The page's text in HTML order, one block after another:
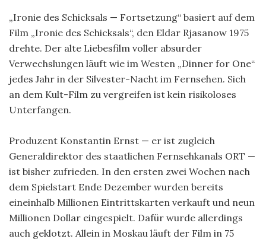
„Ironie des Schicksals — Fortsetzung“ basiert auf dem
Film „Ironie des Schicksals“, den Eldar Rjasanow 1975
drehte. Der alte Liebesfilm voller absurder
Verwechslungen läuft wie im Westen „Dinner for One“
jedes Jahr in der Silvester-Nacht im Fernsehen. Sich
an dem Kult-Film zu vergreifen ist kein risikoloses
Unterfangen.
Produzent Konstantin Ernst — er ist zugleich
Generaldirektor des staatlichen Fernsehkanals ORT —
ist bisher zufrieden. In den ersten zwei Wochen nach
dem Spielstart Ende Dezember wurden bereits
eineinhalb Millionen Eintrittskarten verkauft und neun
Millionen Dollar eingespielt. Dafür wurde allerdings
auch geklotzt. Allein in Moskau läuft der Film in 75